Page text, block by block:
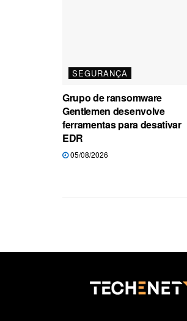
SEGURANÇA
Grupo de ransomware
Gentlemen desenvolve
ferramentas para desativar
EDR
05/08/2026